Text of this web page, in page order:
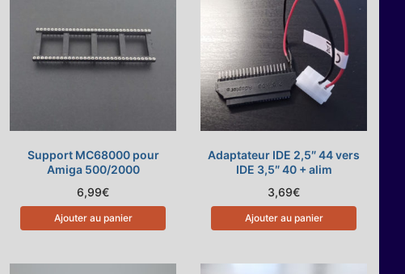
Support MC68000 pour
Amiga 500/2000
6,99€
Ajouter au panier
Adaptateur IDE 2,5″ 44 vers
IDE 3,5″ 40 + alim
3,69€
Ajouter au panier